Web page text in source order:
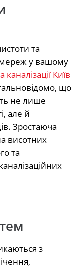
та
мереж у вашому
каналізації Київ
що
не лише
але й
Зростаюча
висотних
та
з